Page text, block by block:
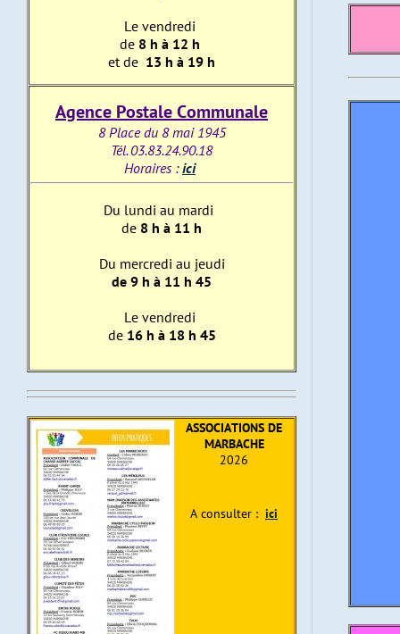
Le vendredi
de 8 h à 12 h
et de 13 h à 19 h
Agence Postale Communale
8 Place du 8 mai 1945
Tél. 03.83.24.90.18
Horaires :ici
Du lundi au mardi
de 8 h à 11 h
Du mercredi au jeudi
de 9 h à 11 h 45
Le vendredi
de 16 h à 18 h 45
ASSOCIATIONS DE
MARBACHE
2026
A consulter : ici